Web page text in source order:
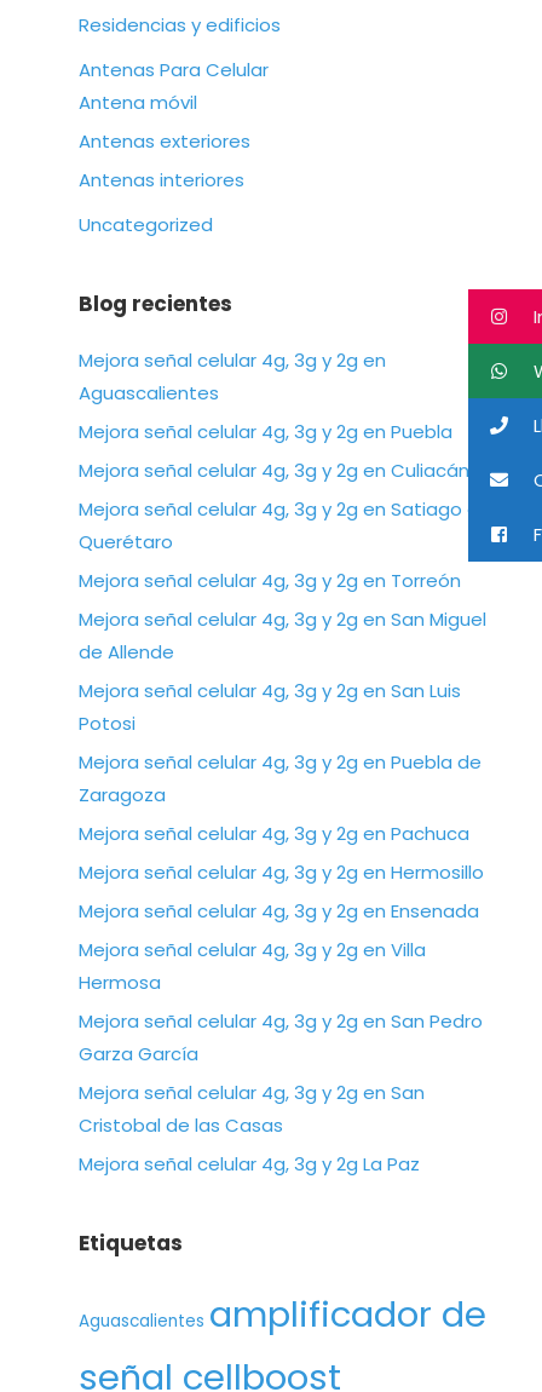
Residencias y edificios
Antenas Para Celular
Antena móvil
Antenas exteriores
Antenas interiores
Uncategorized
Blog recientes
Mejora señal celular 4g, 3g y 2g en
Aguascalientes
Mejora señal celular 4g, 3g y 2g en Puebla
Mejora señal celular 4g, 3g y 2g en Culiacán
Mejora señal celular 4g, 3g y 2g en Satiago de
Querétaro
Mejora señal celular 4g, 3g y 2g en Torreón
Mejora señal celular 4g, 3g y 2g en San Miguel
de Allende
Mejora señal celular 4g, 3g y 2g en San Luis
Potosi
Mejora señal celular 4g, 3g y 2g en Puebla de
Zaragoza
Mejora señal celular 4g, 3g y 2g en Pachuca
Mejora señal celular 4g, 3g y 2g en Hermosillo
Mejora señal celular 4g, 3g y 2g en Ensenada
Mejora señal celular 4g, 3g y 2g en Villa
Hermosa
Mejora señal celular 4g, 3g y 2g en San Pedro
Garza García
Mejora señal celular 4g, 3g y 2g en San
Cristobal de las Casas
Mejora señal celular 4g, 3g y 2g La Paz
Etiquetas
Aguascalientes amplificador de
señal cellboost